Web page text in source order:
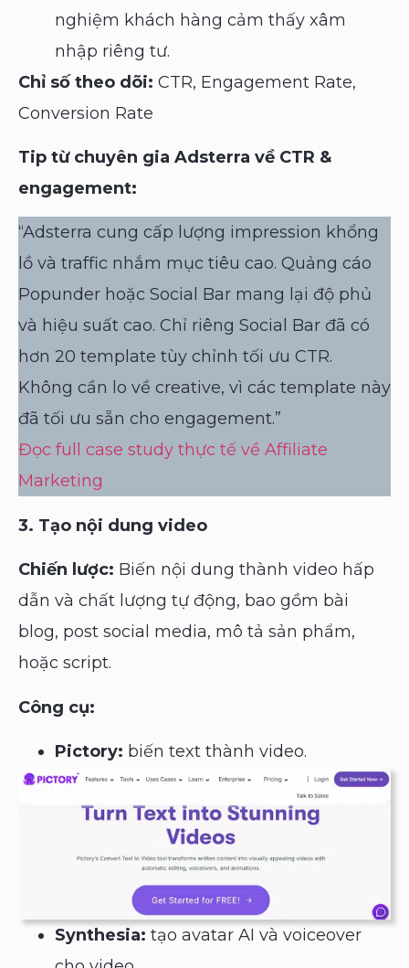
nghiệm khách hàng cảm thấy xâm
nhập riêng tư.
Chỉ số theo dõi: CTR, Engagement Rate,
Conversion Rate
Tip từ chuyên gia Adsterra về CTR &
engagement:
“Adsterra cung cấp lượng impression khổng
lồ và traffic nhắm mục tiêu cao. Quảng cáo
Popunder hoặc Social Bar mang lại độ phủ
và hiệu suất cao. Chỉ riêng Social Bar đã có
hơn 20 template tùy chỉnh tối ưu CTR.
Không cần lo về creative, vì các template này
đã tối ưu sẵn cho engagement.”
Đọc full case study thực tế về Affiliate
Marketing
3. Tạo nội dung video
Chiến lược: Biến nội dung thành video hấp
dẫn và chất lượng tự động, bao gồm bài
blog, post social media, mô tả sản phẩm,
hoặc script.
Công cụ:
Pictory: biến text thành video.
Synthesia: tạo avatar AI và voiceover